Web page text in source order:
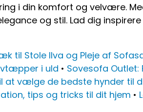
i din komfort og velvære.
og stil. Lad dig
til Stole Ilva og Pleje af
i uld • Sovesofa
at vælge de bedste hynder til
tips og tricks til dit hjem •